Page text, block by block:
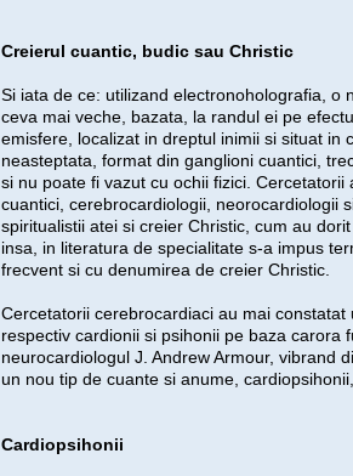
Creierul cuantic, budic sau Christic
Si iata de ce: utilizand electronoholografia, o
ceva mai veche, bazata, la randul ei pe
emisfere, localizat in dreptul inimii si situat
neasteptata, format din ganglioni cuantici,
si nu poate fi vazut cu ochii fizici.
cuantici, cerebrocardiologii, neorocardiologii
spiritualistii atei si creier Christic, cum au
insa, in literatura de specialitate s-a impus
frecvent si cu denumirea de creier Christic.
Cercetatorii cerebrocardiaci au mai
respectiv cardionii si psihonii pe baza carora
neurocardiologul J. Andrew Armour, vibrand
un nou tip de cuante si anume,
Cardiopsihonii